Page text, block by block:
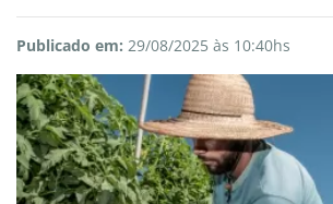
Publicado em: 29/08/2025 às 10:40hs